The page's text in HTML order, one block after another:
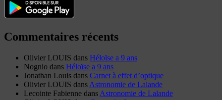
Commentaires récents
Olivier LOUIS dans Héloïse a 9 ans
Nognio dans Héloïse a 9 ans
Jonathan Louis dans Carnet à effet d’optique
Olivier LOUIS dans Astronomie de Lalande
Lecointe Fabienne dans Astronomie de Lalande